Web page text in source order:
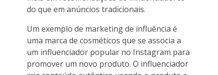
do que em anúncios tradicionais.
Um exemplo de marketing de influência é
uma marca de cosméticos que se associa a
um influenciador popular no Instagram para
promover um novo produto. O influenciador